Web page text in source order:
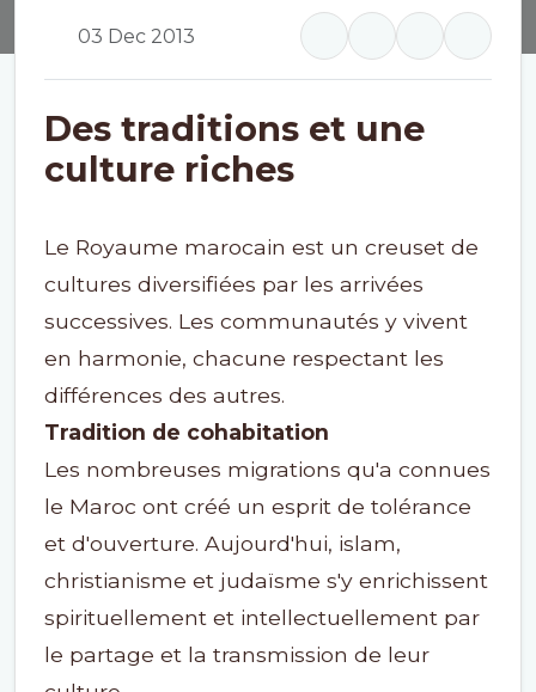
Le Maroc en mouvement
03 Dec 2013
Des traditions et une
culture riches
Le Royaume marocain est un creuset de
cultures diversifiées par les arrivées
successives. Les communautés y vivent
en harmonie, chacune respectant les
différences des autres.
Tradition de cohabitation
Les nombreuses migrations qu'a connues
le Maroc ont créé un esprit de tolérance
et d'ouverture. Aujourd'hui, islam,
christianisme et judaïsme s'y enrichissent
spirituellement et intellectuellement par
le partage et la transmission de leur